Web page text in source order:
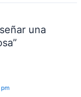
una